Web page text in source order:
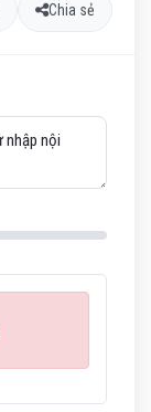
Chia sẻ